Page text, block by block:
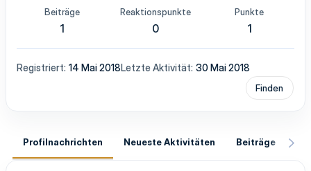
Beiträge
1
Reaktionspunkte
0
Punkte
1
Registriert 14 Mai 2018Letzte Aktivität 30 Mai 2018
Finden
Profilnachrichten Neueste Aktivitäten Beiträge